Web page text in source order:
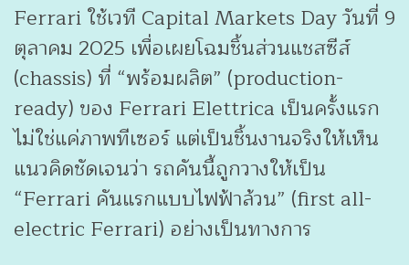
Ferrari ใช้เวที Capital Markets Day วันที่ 9
ตุลาคม 2025 เพื่อเผยโฉมชิ้นส่วนแชสซีส์
(chassis) ที่ “พร้อมผลิต” (production-
ready) ของ Ferrari Elettrica เป็นครั้งแรก
ไม่ใช่แค่ภาพทีเซอร์ แต่เป็นชิ้นงานจริงให้เห็น
แนวคิดชัดเจนว่า รถคันนี้ถูกวางให้เป็น
“Ferrari คันแรกแบบไฟฟ้าล้วน” (first all-
electric Ferrari) อย่างเป็นทางการ